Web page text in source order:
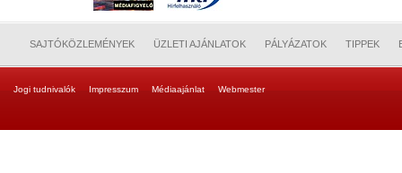
SAJTÓKÖZLEMÉNYEK ÜZLETI AJÁNLATOK PÁLYÁZATOK TIPPEK
Jogi tudnivalók Impresszum Médiaajánlat Webmester